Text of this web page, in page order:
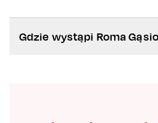
Gdzie wystąpi Roma